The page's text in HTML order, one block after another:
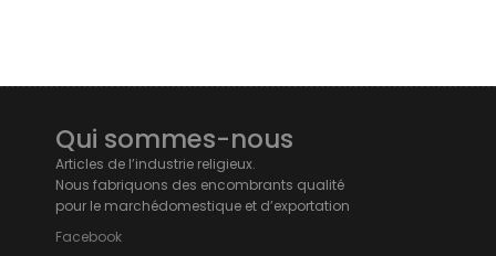
Qui sommes-nous
Articles de l’industrie religieux.
Nous fabriquons des encombrants qualité
pour le marchédomestique et d’exportation
Facebook